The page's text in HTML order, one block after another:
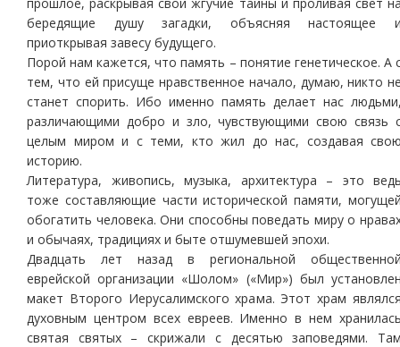
бередящие душу загадки, объясняя настоящее
приоткрывая завесу будущего.
Порой нам кажется, что память – понятие генетическое. А
тем, что ей присуще нравственное начало, думаю, никто
станет спорить. Ибо именно память делает нас
различающими добро и зло, чувствующими свою связь
целым миром и с теми, кто жил до нас, создавая
историю.
Литература, живопись, музыка, архитектура – это
тоже составляющие части исторической памяти,
обогатить человека. Они способны поведать миру о
и обычаях, традициях и быте отшумевшей эпохи.
Двадцать лет назад в региональной
еврейской организации «Шолом» («Мир») был
макет Второго Иерусалимского храма. Этот храм
духовным центром всех евреев. Именно в нем
святая святых – скрижали с десятью заповедями.